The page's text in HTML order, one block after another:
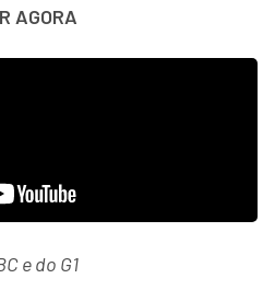
AGORA
e do G1